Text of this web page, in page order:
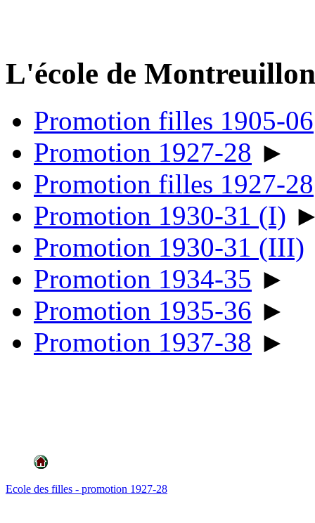
L'école de Montreuillon
Promotion filles 1905-06
Promotion 1927-28 ►
Promotion filles 1927-28
Promotion 1930-31 (I)
Promotion 1930-31 (III)
Promotion 1934-35 ►
Promotion 1935-36 ►
Promotion 1937-38 ►
Ecole des filles - promotion 1927-28